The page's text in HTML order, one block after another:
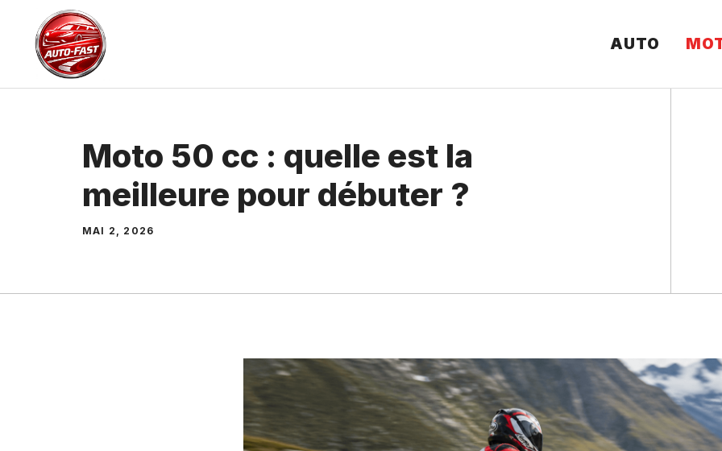
contenu
AUTO
Moto 50 cc : quelle est la
meilleure pour débuter ?
MAI 2, 2026